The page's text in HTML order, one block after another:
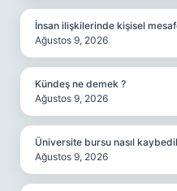
İnsan ilişkilerinde kişisel
Ağustos 9, 2026
Kündeş ne demek ?
Ağustos 9, 2026
Üniversite bursu nasıl
Ağustos 9, 2026